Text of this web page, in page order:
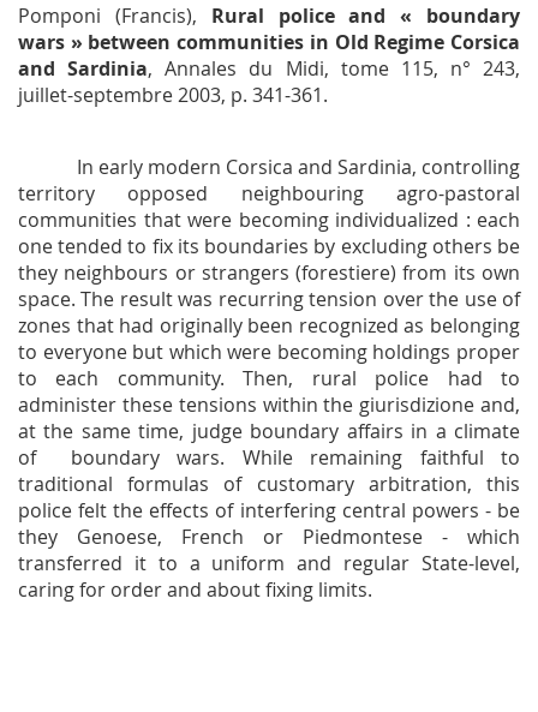
Pomponi (Francis), Rural police and « boundary
wars » between communities in Old Regime Corsica
and Sardinia,Annales du Midi, tome 115, n° 243,
juillet-septembre 2003, p. 341-361.
In early modern Corsica and Sardinia, controlling
territory opposed neighbouring agro-pastoral
communities that were becoming individualized : each
one tended to fix its boundaries by excluding others be
they neighbours or strangers (forestiere) from its own
space. The result was recurring tension over the use of
zones that had originally been recognized as belonging
to everyone but which were becoming holdings proper
to each community. Then, rural police had to
administer these tensions within the giurisdizione and,
at the same time, judge boundary affairs in a climate
of boundary wars. While remaining faithful to
traditional formulas of customary arbitration, this
police felt the effects of interfering central powers - be
they Genoese, French or Piedmontese - which
transferred it to a uniform and regular State-level,
caring for order and about fixing limits.